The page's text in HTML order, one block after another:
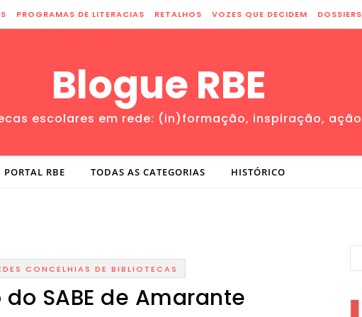
PROGRAMAS DE LITERACIAS RETALHOS VOZES QUE DECIDEM DOSSIERS
Blogue RBE
escolares em rede: (in)formação, inspiração, ação
PORTAL RBE TODAS AS CATEGORIAS HISTÓRICO
CONCELHIAS DE BIBLIOTECAS
SABE de Amarante